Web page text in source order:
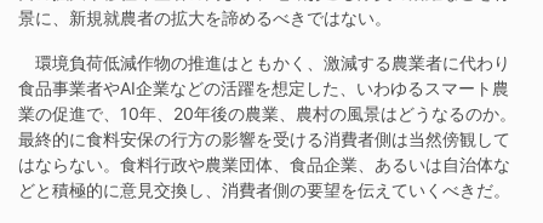
景に、新規就農者の拡大を諦めるべきではない。
環境負荷低減作物の推進はともかく、激減する農業者に代わり
食品事業者やAI企業などの活躍を想定した、いわゆるスマート農
業の促進で、10年、20年後の農業、農村の風景はどうなるのか。
最終的に食料安保の行方の影響を受ける消費者側は当然傍観して
はならない。食料行政や農業団体、食品企業、あるいは自治体な
どと積極的に意見交換し、消費者側の要望を伝えていくべきだ。